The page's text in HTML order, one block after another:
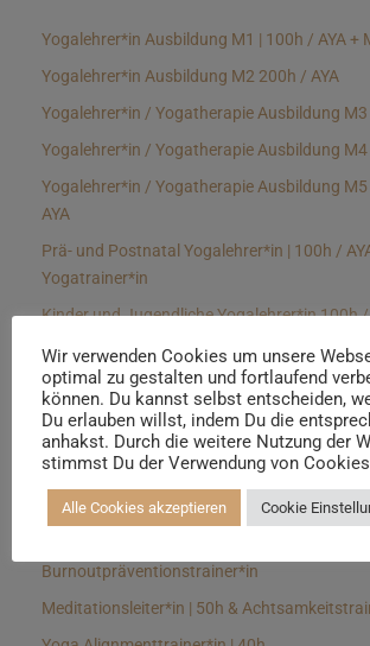
Yogalehrer*in Ausbildung M1 | 100h / AYA +
Yogalehrer*in Ausbildung M2 200h / AYA
Yogalehrer*in / Yogatherapie Ausbildung
Yogalehrer*in / Yogatherapie Ausbildung
Yogalehrer*in / Yogatherapie Ausbildung
AYA
Prä- und Postnatal Yogalehrer*in | 100h /
Yogatrainer*in
Kinder und Jugendliche Yogalehrer*in 100h /
Yin Yogalehrer*in | 100 h & Faszientrainer*in
Hormon Yogalehrer*in / Yogatherapeut*in &
Stressmanagementtrainer*in | 70h
Longevitytrainer*in
Burnoutpräventionstrainer*in
Meditationsleiter*in | 50h &
Wir verwenden Cookies um unsere
optimal zu gestalten und fortlaufend
können. Du kannst selbst entscheiden,
Du erlauben willst, indem Du die
anhakst. Durch die weitere Nutzung der
stimmst Du der Verwendung von
Alle Cookies akzeptieren Cookie